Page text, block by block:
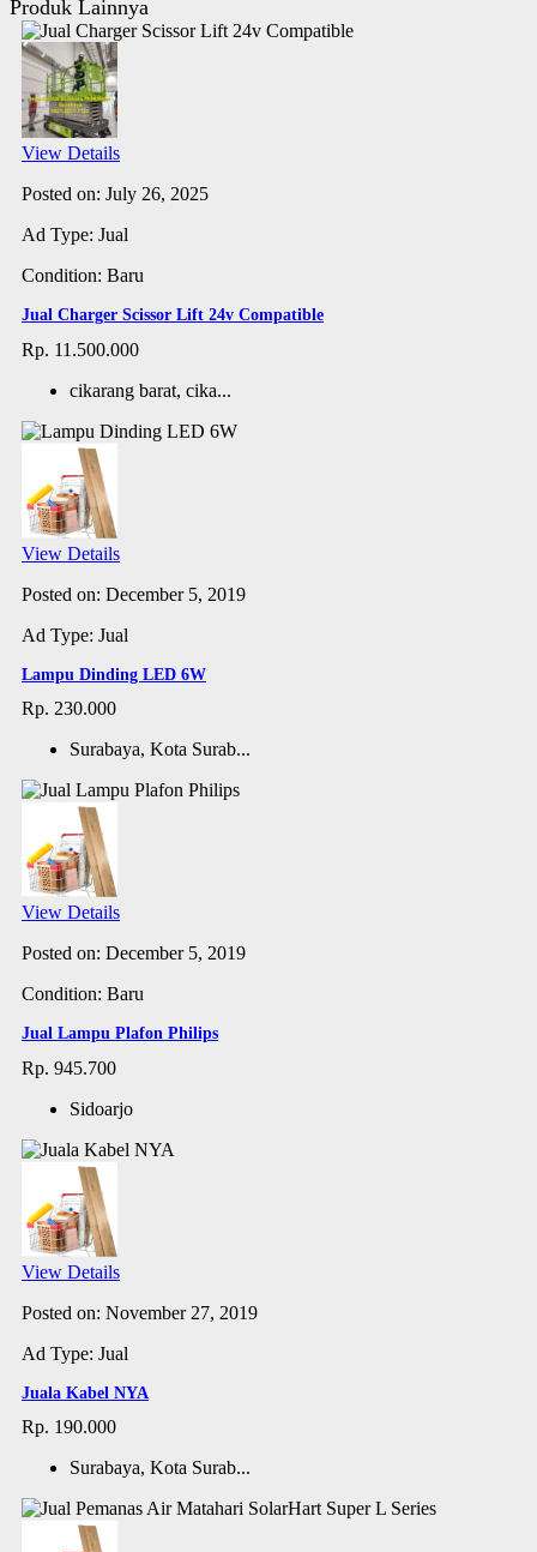
Produk Lainnya
View Details
Posted on: July 26, 2025
Ad Type: Jual
Condition: Baru
Jual Charger Scissor Lift 24v Compatible
Rp. 11.500.000
cikarang barat, cika...
View Details
Posted on: December 5, 2019
Ad Type: Jual
Lampu Dinding LED 6W
Rp. 230.000
Surabaya, Kota Surab...
View Details
Posted on: December 5, 2019
Condition: Baru
Jual Lampu Plafon Philips
Rp. 945.700
Sidoarjo
View Details
Posted on: November 27, 2019
Ad Type: Jual
Juala Kabel NYA
Rp. 190.000
Surabaya, Kota Surab...